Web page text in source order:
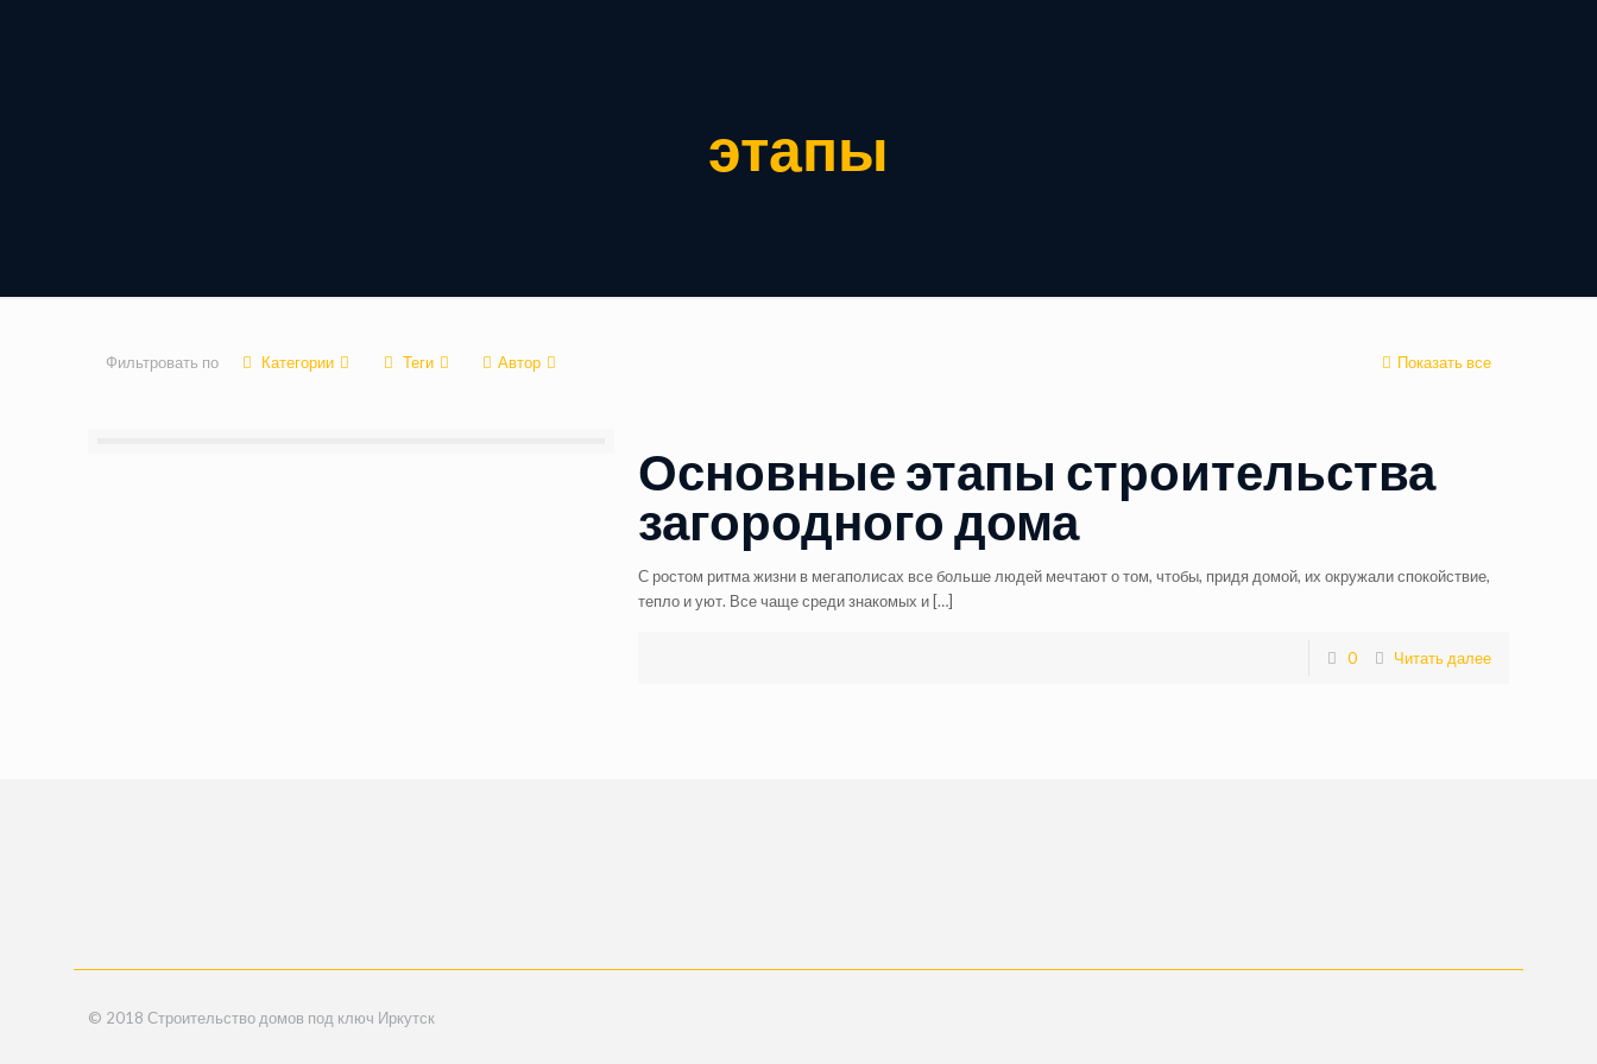
этапы
Фильтровать по Категории Теги Автор Показать все
Основные этапы строительства
загородного дома
С ростом ритма жизни в мегаполисах все больше людей мечтают о том, чтобы, придя домой, их окружали спокойствие,
тепло и уют. Все чаще среди знакомых и[…]
0 Читать далее
© 2018 Строительство домов под ключ Иркутск